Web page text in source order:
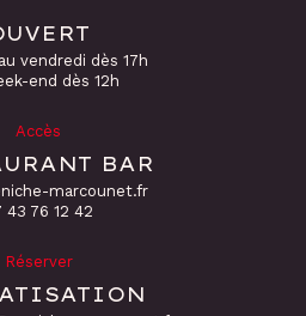
vendredi dès 17h
end dès 12h
Accès
BAR
marcounet.fr
43 76 12 42
Réserver